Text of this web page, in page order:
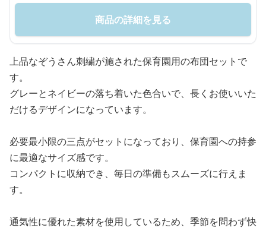
商品の詳細を見る
上品なぞうさん刺繍が施された保育園用の布団セットで
す。
グレーとネイビーの落ち着いた色合いで、長くお使いいた
だけるデザインになっています。
必要最小限の三点がセットになっており、保育園への持参
に最適なサイズ感です。
コンパクトに収納でき、毎日の準備もスムーズに行えま
す。
通気性に優れた素材を使用しているため、季節を問わず快